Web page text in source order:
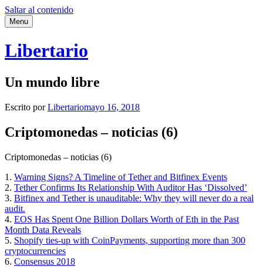
Saltar al contenido
Menu
Libertario
Un mundo libre
Escrito porLibertariomayo 16, 2018
Criptomonedas – noticias (6)
Criptomonedas – noticias (6)
1. Warning Signs? A Timeline of Tether and Bitfinex Events
2. Tether Confirms Its Relationship With Auditor Has ‘Dissolved’
3. Bitfinex and Tether is unauditable: Why they will never do a real
audit.
4. EOS Has Spent One Billion Dollars Worth of Eth in the Past
Month Data Reveals
5. Shopify ties-up with CoinPayments, supporting more than 300
cryptocurrencies
6. Consensus 2018